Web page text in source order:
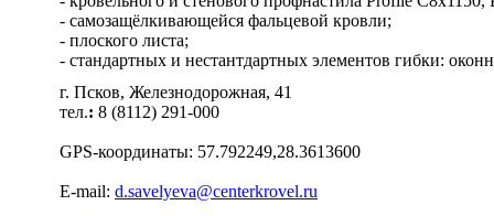
- самозащёлкивающейся фальцевой кровли;
- плоского листа;
- стандартных и нестантдартных элементов гибки:
г. Псков, Железнодорожная, 41
тел.: 8 (8112) 291-000
GPS-координаты: 57.792249,28.3613600
E-mail: d.savelyeva@centerkrovel.ru